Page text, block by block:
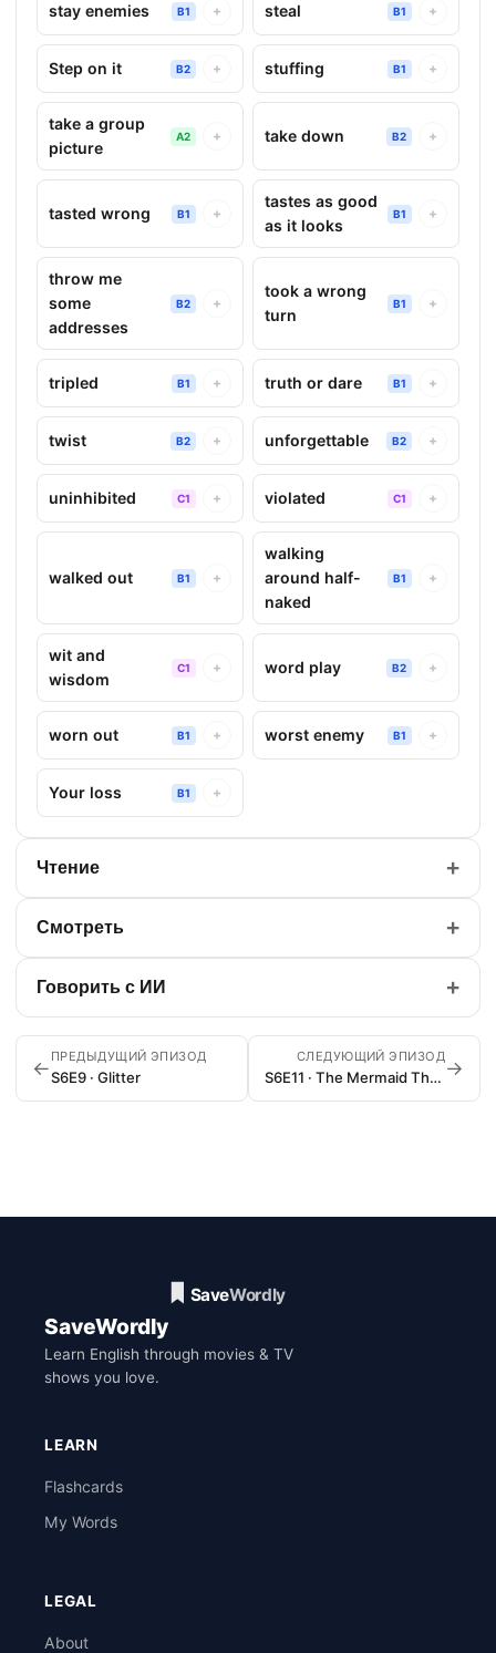
stay enemies B1 + steal B1 +
Step on it B2 + stuffing B1 +
take a group
picture
A2 + take down B2 +
tasted wrong B1 +
tastes as good
as it looks
B1 +
throw me
some
addresses
B2 +
took a wrong
turn
B1 +
tripled B1 + truth or dare B1 +
twist B2 + unforgettable B2 +
uninhibited C1 + violated C1 +
walked out B1 +
walking
around half-
naked
B1 +
wit and
wisdom
C1 + word play B2 +
worn out B1 + worst enemy B1 +
Your loss B1 +
Чтение +
Смотреть +
Говорить с ИИ +
← ПРЕДЫДУЩИЙ ЭПИЗОД
S6E9 · Glitter
СЛЕДУЮЩИЙ ЭПИЗОД
S6E11 · The Mermaid Theory →
SaveWordly
Learn English through movies & TV
shows you love.
LEARN
Flashcards
My Words
LEGAL
About